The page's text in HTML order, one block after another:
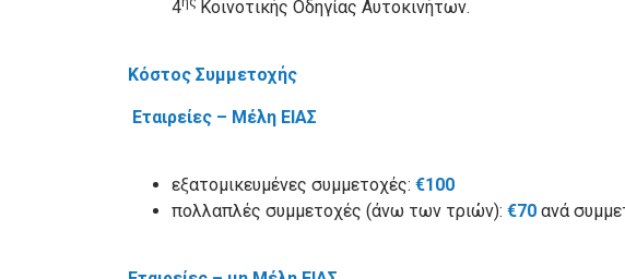
4
Κοινοτικής Οδηγίας Αυτοκινήτων.
Κόστος Συμμετοχής
Εταιρείες –
εξατομικευμένες συμμετοχές: €100
πολλαπλές συμμετοχές (άνω των τριών): €70 ανά